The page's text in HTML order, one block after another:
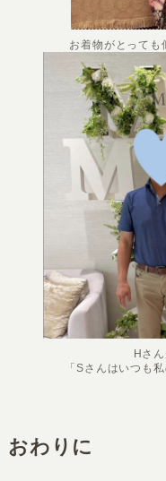
お着物がとっても
Hさ
「Sさんはいつも
おわりに